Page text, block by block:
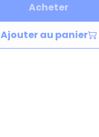
Acheter
Ajouter au panier